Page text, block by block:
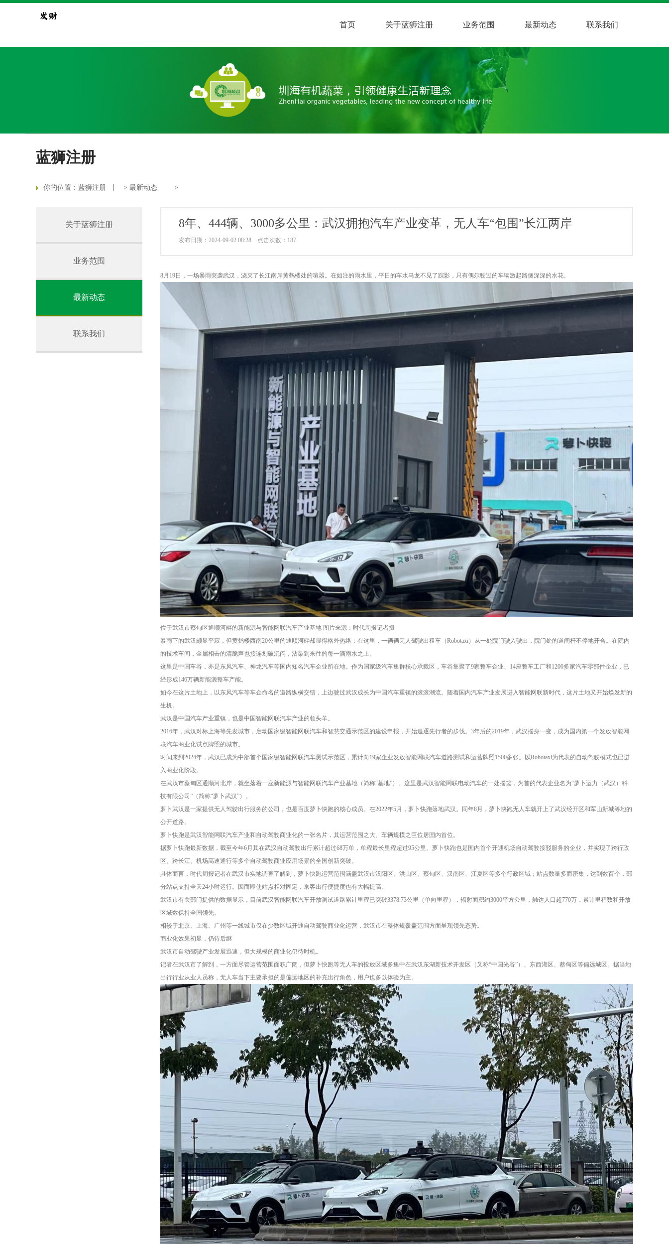
首页 关于蓝狮注册 业务范围 最新动态 联系我们
蓝狮注册
你的位置： 蓝狮注册 > 最新动态 >
关于蓝狮注册
业务范围
最新动态
联系我们
8年、444辆、3000多公里：武汉拥抱汽车产业变革，无人车“包围”长江两岸
发布日期：2024-09-02 08:28 点击次数：187
8月19日，一场暴雨突袭武汉，浇灭了长江南岸黄鹤楼处的喧嚣。在如注的雨水里，平日的车水马龙不见了踪影，只有偶尔驶过的车辆激起路侧深深的水花。
位于武汉市蔡甸区通顺河畔的新能源与智能网联汽车产业基地 图片来源：时代周报记者摄
暴雨下的武汉颇显平寂，但黄鹤楼西南20公里的通顺河畔却显得格外热络：在这里，一辆辆无人驾驶出租车（Robotaxi）从一处院门驶入驶出，院门处的道闸杆不停地开合。在院内
的技术车间，金属相击的清脆声也接连划破沉闷，沾染到来往的每一滴雨水之上。
这里是中国车谷，亦是东风汽车、神龙汽车等国内知名汽车企业所在地。作为国家级汽车集群核心承载区，车谷集聚了9家整车企业、14座整车工厂和1200多家汽车零部件企业，已
经形成146万辆新能源整车产能。
如今在这片土地上，以东风汽车等车企命名的道路纵横交错，上边驶过武汉成长为中国汽车重镇的滚滚潮流。随着国内汽车产业发展进入智能网联新时代，这片土地又开始焕发新的
生机。
武汉是中国汽车产业重镇，也是中国智能网联汽车产业的领头羊。
2016年，武汉对标上海等先发城市，启动国家级智能网联汽车和智慧交通示范区的建设申报，开始追逐先行者的步伐。3年后的2019年，武汉摇身一变，成为国内第一个发放智能网
联汽车商业化试点牌照的城市。
时间来到2024年，武汉已成为中部首个国家级智能网联汽车测试示范区，累计向19家企业发放智能网联汽车道路测试和运营牌照1500多张。以Robotaxi为代表的自动驾驶模式也已进
入商业化阶段。
在武汉市蔡甸区通顺河北岸，就坐落着一座新能源与智能网联汽车产业基地（简称“基地”）。这里是武汉智能网联电动汽车的一处摇篮，为首的代表企业名为“萝卜运力（武汉）科
技有限公司”（简称“萝卜武汉”）。
萝卜武汉是一家提供无人驾驶出行服务的公司，也是百度萝卜快跑的核心成员。在2022年5月，萝卜快跑落地武汉。同年8月，萝卜快跑无人车就开上了武汉经开区和军山新城等地的
公开道路。
萝卜快跑是武汉智能网联汽车产业和自动驾驶商业化的一张名片，其运营范围之大、车辆规模之巨位居国内首位。
据萝卜快跑最新数据，截至今年6月其在武汉自动驾驶出行累计超过68万单，单程最长里程超过95公里。萝卜快跑也是国内首个开通机场自动驾驶接驳服务的企业，并实现了跨行政
区、跨长江、机场高速通行等多个自动驾驶商业应用场景的全国创新突破。
具体而言，时代周报记者在武汉市实地调查了解到，萝卜快跑运营范围涵盖武汉市汉阳区、洪山区、蔡甸区、汉南区、江夏区等多个行政区域；站点数量多而密集，达到数百个，部
分站点支持全天24小时运行。因而即使站点相对固定，乘客出行便捷度也有大幅提高。
武汉市有关部门提供的数据显示，目前武汉智能网联汽车开放测试道路累计里程已突破3378.73公里（单向里程），辐射面积约3000平方公里，触达人口超770万，累计里程数和开放
区域数保持全国领先。
相较于北京、上海、广州等一线城市仅在少数区域开通自动驾驶商业化运营，武汉市在整体规覆盖范围方面呈现领先态势。
商业化效果初显，仍待后继
武汉市自动驾驶产业发展迅速，但大规模的商业化仍待时机。
记者在武汉市了解到，一方面尽管运营范围面积广阔，但萝卜快跑等无人车的投放区域多集中在武汉东湖新技术开发区（又称“中国光谷”）、东西湖区、蔡甸区等偏远城区。据当地
出行行业从业人员称，无人车当下主要承担的是偏远地区的补充出行角色，用户也多以体验为主。